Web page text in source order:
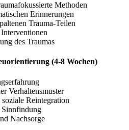
Methoden
Erinnerungen
Trauma-Teilen
des Traumas
(4-8 Wochen)
Verhaltensmuster
Reintegration
Sinnfindung
Nachsorge